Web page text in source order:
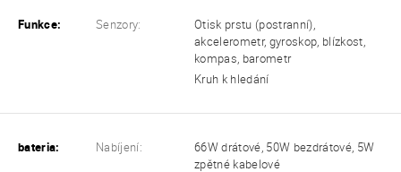
Funkce: Senzory:
Otisk prstu (postranní),
akcelerometr, gyroskop, blízkost,
kompas, barometr
Kruh k hledání
bateria: Nabíjení:
66W drátové, 50W bezdrátové, 5W
zpětné kabelové